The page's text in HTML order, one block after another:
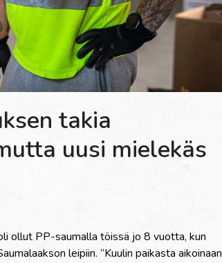
takia
uusi mielekäs
ollut PP-saumalla töissä jo 8 vuotta, kun
leipiin. ”Kuulin paikasta aikoinaan